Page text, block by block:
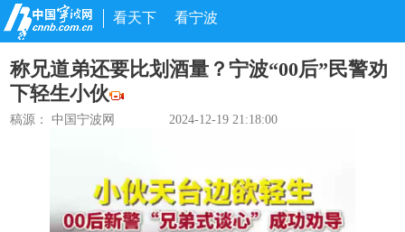
看天下 看宁波
称兄道弟还要比划酒量？宁波“00后”民警劝
下轻生小伙
稿源： 中国宁波网 2024-12-19 21:18:00